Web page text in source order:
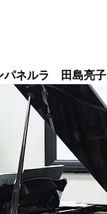
パネルラ　田島亮子